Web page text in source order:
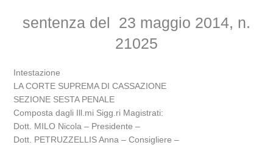
sentenza del 23 maggio 2014, n.
21025
Intestazione
LA CORTE SUPREMA DI CASSAZIONE
SEZIONE SESTA PENALE
Composta dagli Ill.mi Sigg.ri Magistrati:
Dott. MILO Nicola – Presidente –
Dott. PETRUZZELLIS Anna – Consigliere –